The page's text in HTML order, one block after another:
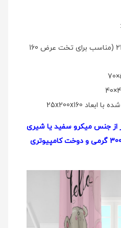
1 عدد لحاف با ابعاد 220×230 (مناسب برای تخت عرض 160
از جنس میکرو سفید یا شیری
رنگ است و لحاف با الیاف 300 گرمی و دوخت کامپیوتری